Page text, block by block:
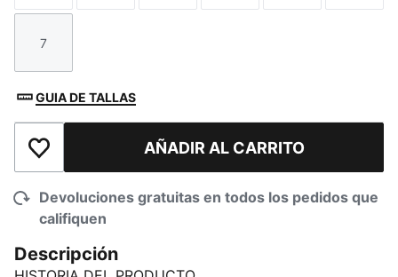
Talla
7
GUIA DE TALLAS
Añadir a la lista de deseosAÑADIR AL CARRITO
Devoluciones gratuitas en todos los pedidos que
califiquen
Descripción